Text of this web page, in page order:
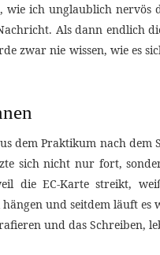
wie ich unglaublich
Als dann endlich
zwar nie wissen, wie es
dem Praktikum nach
sich nicht nur fort,
die EC-Karte streikt,
und seitdem läuft
und das Schreiben,